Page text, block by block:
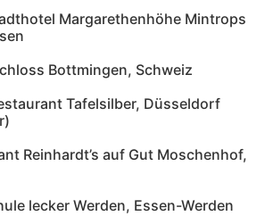
Margarethenhöhe Mintrops
Bottmingen, Schweiz
Tafelsilber, Düsseldorf
Reinhardt’s auf Gut Moschenhof,
lecker Werden, Essen-Werden